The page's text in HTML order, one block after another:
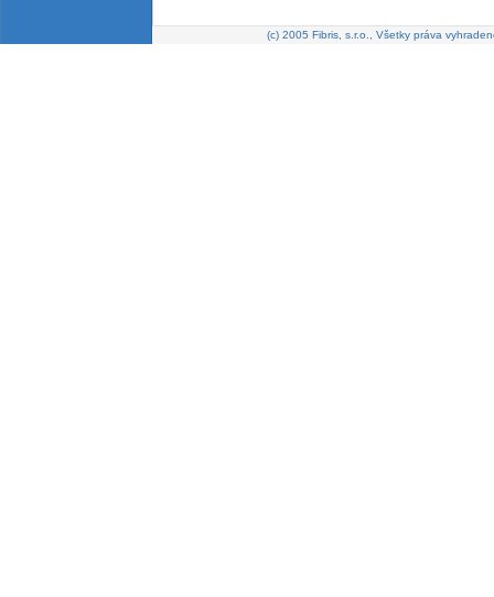
(c) 2005 Fibris, s.r.o., Všetky práva